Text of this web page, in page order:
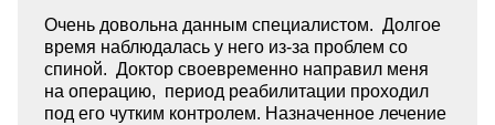
Очень довольна данным специалистом. Долгое
время наблюдалась у него из-за проблем со
спиной. Доктор своевременно направил меня
на операцию, период реабилитации проходил
под его чутким контролем. Назначенное лечение